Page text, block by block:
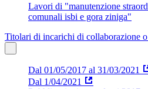
Lavori di "manutenzione
comunali isbi e gora ziniga"
Titolari di incarichi di collaborazione o
Dal 01/05/2017 al 31/03/2021
Dal 1/04/2021